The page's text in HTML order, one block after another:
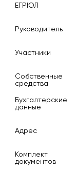
ЕГРЮЛ
Руководитель
Участники
Собственные
средства
Бухгалтерские
данные
Адрес
Комплект
документов